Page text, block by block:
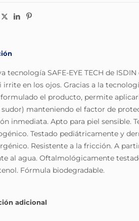
tecnología SAFE-EYE TECH de
irrite en los ojos. Gracias a la
el producto, permite
sudor) manteniendo el factor de
inmediata. Apto para piel sensible.
Testado pediátricamente y
Resistente a la fricción. A
al agua. Oftalmológicamente
Fórmula biodegradable.
adicional